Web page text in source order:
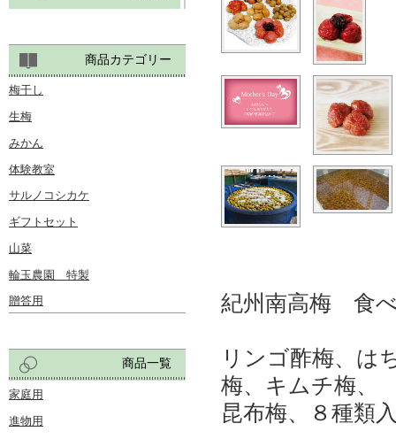
紀州南高梅 食
リンゴ酢梅、は
梅、キムチ梅、
昆布梅、８種類
商品カテゴリー
梅干し
生梅
みかん
体験教室
サルノコシカケ
ギフトセット
山菜
輪玉農園 特製
贈答用
商品一覧
家庭用
進物用